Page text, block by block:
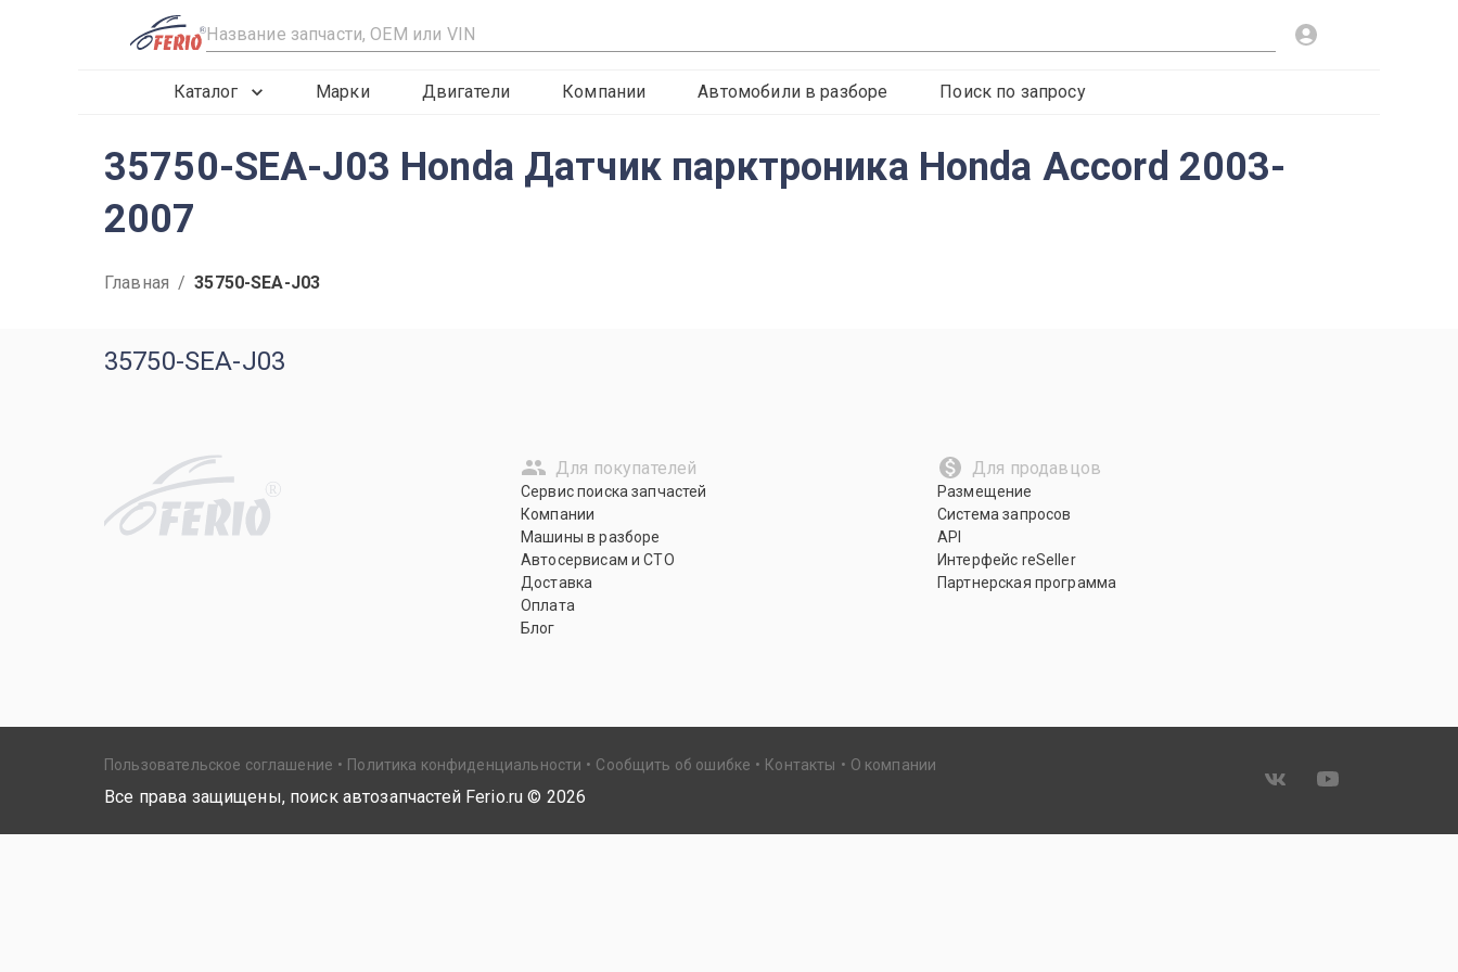
R
Каталог Марки Двигатели Компании Автомобили в разборе Поиск по запросу
35750-SEA-J03 Honda Датчик парктроника Honda Accord 2003-
2007
Главная / 35750-SEA-J03
35750-SEA-J03
R
Для покупателей
Сервис поиска запчастей
Компании
Машины в разборе
Автосервисам и СТО
Доставка
Оплата
Блог
Для продавцов
Размещение
Система запросов
API
Интерфейс reSeller
Партнерская программа
Пользовательское соглашение Политика конфиденциальности Сообщить об ошибке Контакты О компании
Все права защищены, поиск автозапчастей Ferio.ru © 2026